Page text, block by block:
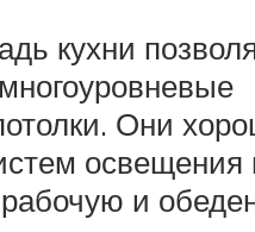
кухни
Они
освещения
и